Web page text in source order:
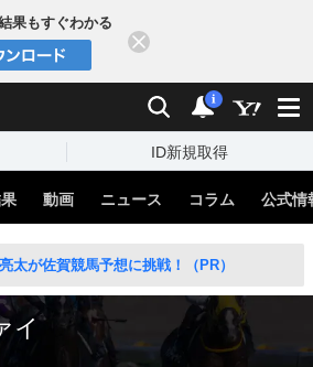
果もすぐわかる
検索 通知
i
ID新規取得
動画 ニュース コラム 公式情
太が佐賀競馬予想に挑戦！（PR）
イ